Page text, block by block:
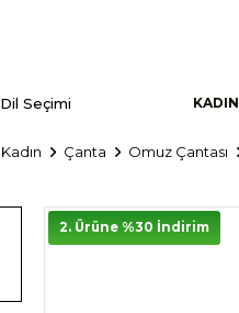
Dil Seçimi KADIN
Kadın Çanta Omuz Çantası
2. Ürüne %30 İndirim